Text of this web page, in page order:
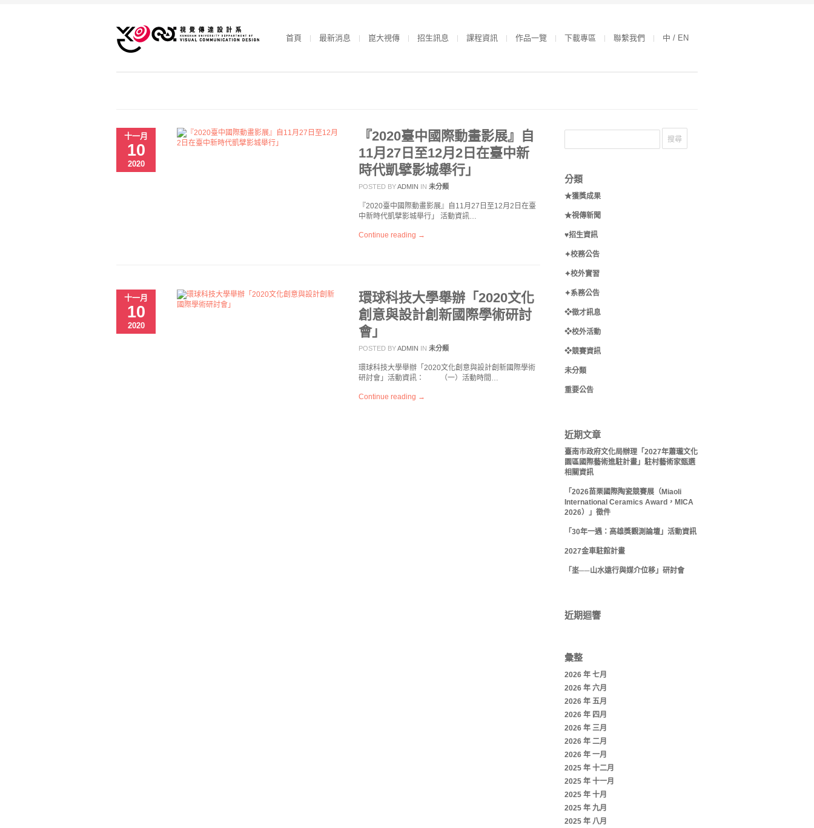
首頁 最新消息 崑大視傳 招生訊息 課程資訊 作品一覽 下載專區 聯繫我們 中 / EN
十一月
10
2020
『2020臺中國際動畫影展』自
11月27日至12月2日在臺中新
時代凱擘影城舉行」
POSTED BYADMIN IN 未分類
『2020臺中國際動畫影展』自11月27日至12月2日在臺
中新時代凱擘影城舉行」 活動資訊…
Continue reading →
十一月
10
2020
環球科技大學舉辦「2020文化
創意與設計創新國際學術研討
會」
POSTED BYADMIN IN 未分類
環球科技大學舉辦「2020文化創意與設計創新國際學術
研討會」活動資訊： （一）活動時間…
Continue reading →
分類
★獲獎成果
★視傳新聞
♥招生資訊
✦校務公告
✦校外實習
✦系務公告
❖徵才訊息
❖校外活動
❖競賽資訊
未分類
重要公告
近期文章
臺南市政府文化局辦理「2027年蕭瓏文化
園區國際藝術進駐計畫」駐村藝術家甄選
相關資訊
「2026苗栗國際陶瓷競賽展（Miaoli
International Ceramics Award，MICA
2026）」徵件
「30年一遇：高雄獎觀測論壇」活動資訊
2027金車駐館計畫
「埊──山水遠行與媒介位移」研討會
近期迴響
彙整
2026 年 七月
2026 年 六月
2026 年 五月
2026 年 四月
2026 年 三月
2026 年 二月
2026 年 一月
2025 年 十二月
2025 年 十一月
2025 年 十月
2025 年 九月
2025 年 八月